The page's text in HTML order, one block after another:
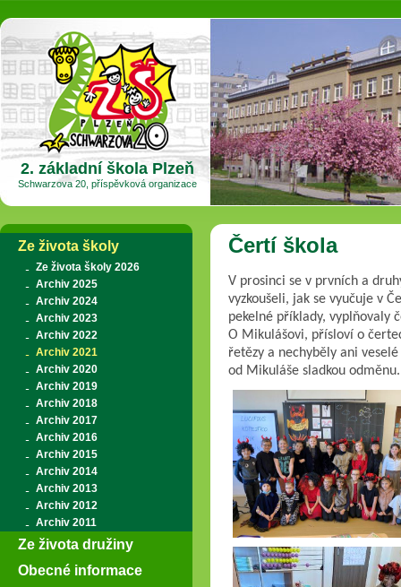
2. základní škola Plzeň
Schwarzova 20, příspěvková organizace
Čertí škola
V prosinci se v prvních a
vyzkoušeli, jak se vyučuje v
pekelné příklady, vyplňovaly
O Mikulášovi, přísloví o
řetězy a nechyběly ani
od Mikuláše sladkou odměnu.
Ze života školy
Ze života školy 2026
Archiv 2025
Archiv 2024
Archiv 2023
Archiv 2022
Archiv 2021
Archiv 2020
Archiv 2019
Archiv 2018
Archiv 2017
Archiv 2016
Archiv 2015
Archiv 2014
Archiv 2013
Archiv 2012
Archiv 2011
Ze života družiny
Obecné informace